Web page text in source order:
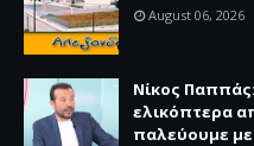
August 06, 2026
Νίκος
ελικόπτερα
παλεύουμε με